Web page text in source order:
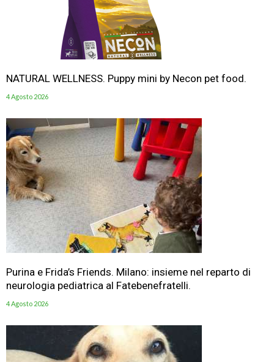
NATURAL WELLNESS. Puppy mini by Necon pet food.
4 Agosto 2026
Purina e Frida’s Friends. Milano: insieme nel reparto di
neurologia pediatrica al Fatebenefratelli.
4 Agosto 2026